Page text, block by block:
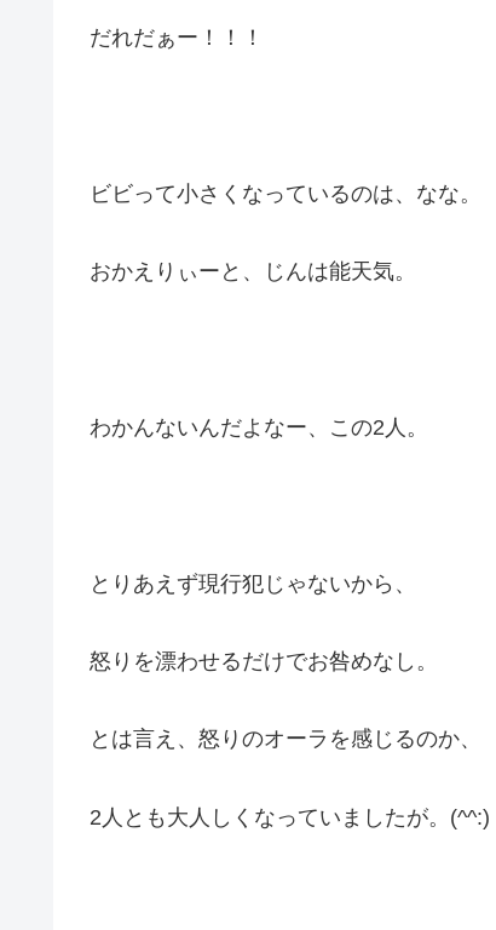
だれだぁー！！！
ビビって小さくなっているのは、なな。
おかえりぃーと、じんは能天気。
わかんないんだよなー、この2人。
とりあえず現行犯じゃないから、
怒りを漂わせるだけでお咎めなし。
とは言え、怒りのオーラを感じるのか、
2人とも大人しくなっていましたが。(^^:)